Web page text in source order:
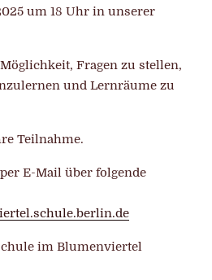
um 18 Uhr in unserer
Fragen zu stellen,
und Lernräume zu
Teilnahme.
E-Mail über folgende
im Blumenviertel